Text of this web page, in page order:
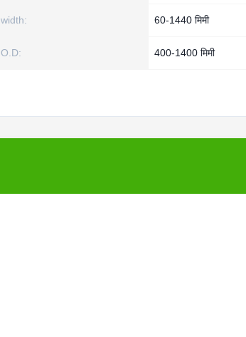
width: 60-1440 मिमी
O.D: 400-1400 मिमी